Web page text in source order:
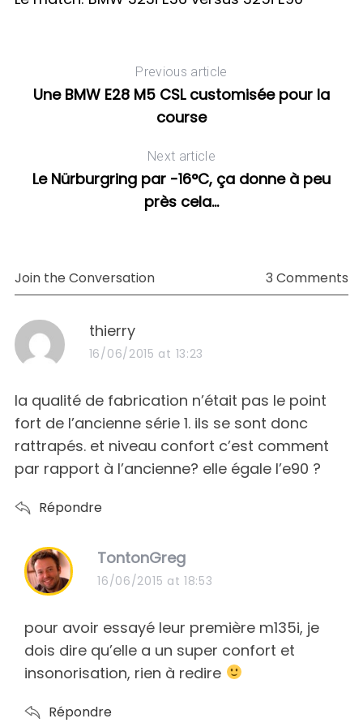
Previous article
Une BMW E28 M5 CSL customisée pour la
course
Next article
Le Nürburgring par -16°C, ça donne à peu
près cela…
Join the Conversation 3 Comments
s
a
s
:
thierry
16/06/2015 at 13:23
la qualité de fabrication n’était pas le point
fort de l’ancienne série 1. ils se sont donc
rattrapés. et niveau confort c’est comment
par rapport à l’ancienne? elle égale l’e90 ?
Répondre
s
a
s
:
TontonGreg
16/06/2015 at 18:53
pour avoir essayé leur première m135i, je
dois dire qu’elle a un super confort et
insonorisation, rien à redire
Répondre